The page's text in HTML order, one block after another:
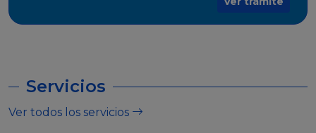
Servicios
Ver todos los servicios